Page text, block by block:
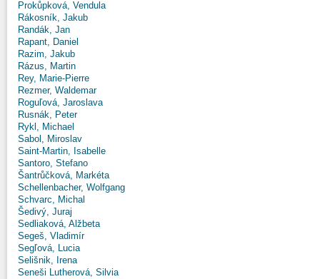
Prokůpková, Vendula
Rákosník, Jakub
Randák, Jan
Rapant, Daniel
Razim, Jakub
Rázus, Martin
Rey, Marie-Pierre
Rezmer, Waldemar
Roguľová, Jaroslava
Rusnák, Peter
Rykl, Michael
Sabol, Miroslav
Saint-Martin, Isabelle
Santoro, Stefano
Šantrůčková, Markéta
Schellenbacher, Wolfgang
Schvarc, Michal
Šedivý, Juraj
Sedliaková, Alžbeta
Segeš, Vladimír
Segľová, Lucia
Selišnik, Irena
Seneši Lutherová, Silvia